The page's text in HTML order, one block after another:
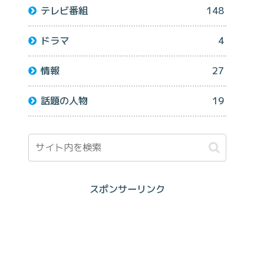
テレビ番組 148
ドラマ 4
情報 27
話題の人物 19
スポンサーリンク